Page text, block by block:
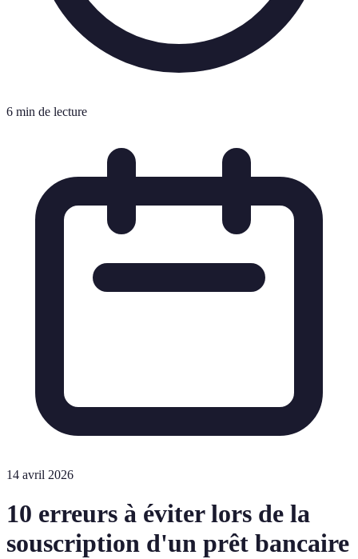
6 min de lecture
14 avril 2026
10 erreurs à éviter lors de la
souscription d'un prêt bancaire